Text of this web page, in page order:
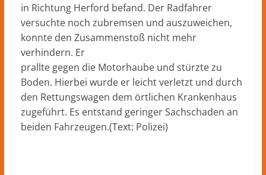
in Richtung Herford befand. Der Radfahrer
versuchte noch zubremsen und auszuweichen,
konnte den Zusammenstoß nicht mehr
verhindern. Er
prallte gegen die Motorhaube und stürzte zu
Boden. Hierbei wurde er leicht verletzt und durch
den Rettungswagen dem örtlichen Krankenhaus
zugeführt. Es entstand geringer Sachschaden an
beiden Fahrzeugen.(Text: Polizei)